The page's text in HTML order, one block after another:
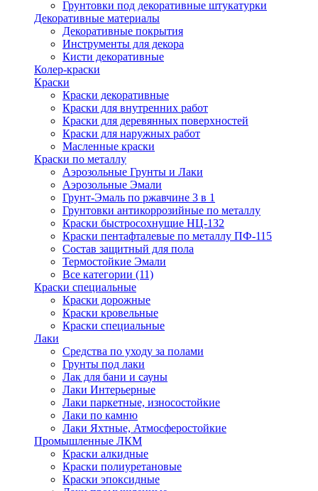
Грунтовки под декоративные штукатурки
Декоративные материалы
Декоративные покрытия
Инструменты для декора
Кисти декоративные
Колер-краски
Краски
Краски декоративные
Краски для внутренних работ
Краски для деревянных поверхностей
Краски для наружных работ
Масленные краски
Краски по металлу
Аэрозольные Грунты и Лаки
Аэрозольные Эмали
Грунт-Эмаль по ржавчине 3 в 1
Грунтовки антикоррозийные по металлу
Краски быстросохнущие НЦ-132
Краски пентафталевые по металлу ПФ-115
Состав защитный для пола
Термостойкие Эмали
Все категории (11)
Краски специальные
Краски дорожные
Краски кровельные
Краски специальные
Лаки
Cредства по уходу за полами
Грунты под лаки
Лак для бани и сауны
Лаки Интерьерные
Лаки паркетные, износостойкие
Лаки по камню
Лаки Яхтные, Атмосферостойкие
Промышленные ЛКМ
Краски алкидные
Краски полиуретановые
Краски эпоксидные